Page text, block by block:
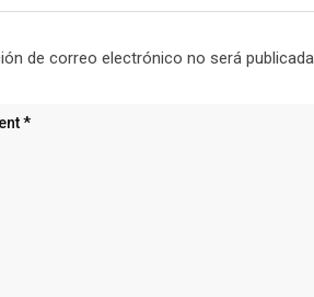
de correo electrónico no será publicada.